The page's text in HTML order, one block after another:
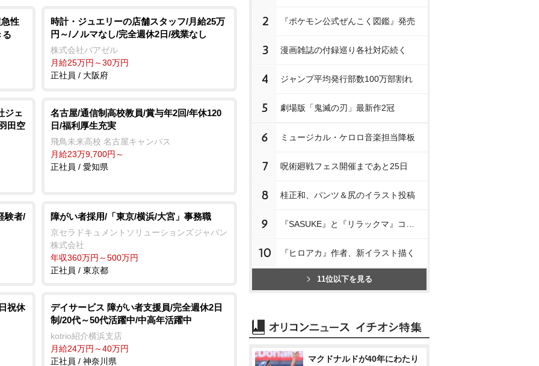
性
る
時計・ジュエリーの店舗スタッフ/月給25万
円～/ノルマなし/完全週休2日/残業なし
株式会社バアゼル
月給25万円～30万円
正社員 / 大阪府
ジェ
田空
名古屋/通信制高校教員/賞与年2回/年休120
日/福利厚生充実
飛鳥未来高校 名古屋キャンパス
月給23万9,700円～
正社員 / 愛知県
験者/ 障がい者採用/「東京/横浜/大宮」事務職
京セラドキュメントソリューションズジャパン
株式会社
年収360万円～500万円
正社員 / 東京都
祝休
デイサービス 障がい者支援員/完全週休2日
制/20代～50代活躍中/中高年活躍中
kotrio紹介横浜支店
月給24万円～40万円
正社員 / 神奈川県
2 『ポケモン公式ぜんこく図鑑』発売
3 漫画雑誌の付録巡り各社対応続く
4 ジャンプ平均発行部数100万部割れ
5 劇場版「鬼滅の刃」最新作2冠
6 ミュージカル・ケロロ音楽担当降板
7 呪術廻戦フェス開催まであと25日
8 桂正和、パンツ＆尻のイラスト投稿
9
10 『ヒロアカ』作者、新イラスト描く
11位以下を見る
マクドナルドが40年にわたり